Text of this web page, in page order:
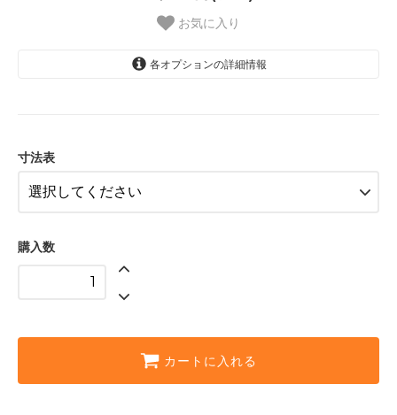
お気に入り
各オプションの詳細情報
H：2400mm × W：690mm
寸法表
購入数
カートに入れる